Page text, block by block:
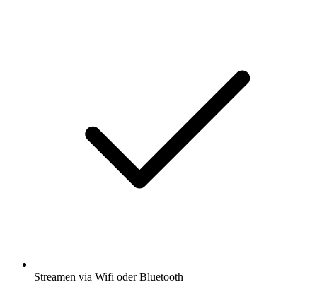
Streamen via Wifi oder Bluetooth